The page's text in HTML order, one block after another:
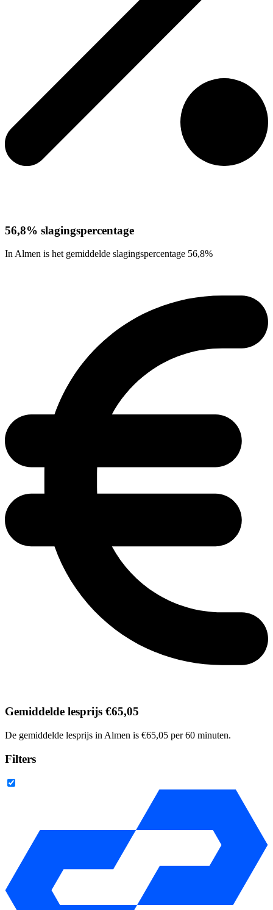
56,8% slagingspercentage
In Almen is het gemiddelde slagingspercentage 56,8%
Gemiddelde lesprijs €65,05
De gemiddelde lesprijs in Almen is €65,05 per 60 minuten.
Filters